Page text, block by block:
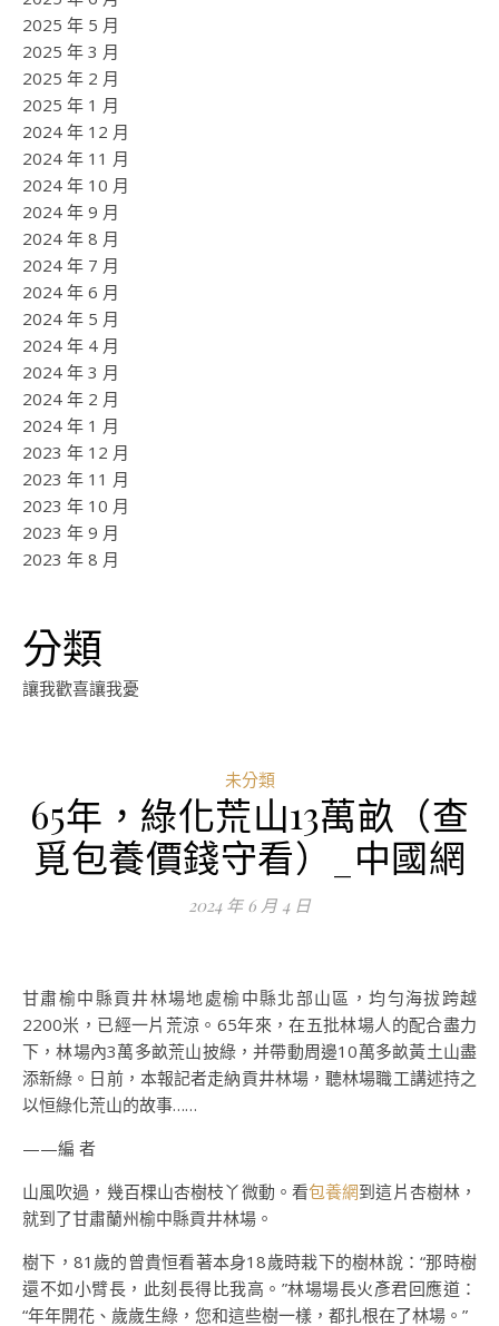
2025 年 5 月
2025 年 3 月
2025 年 2 月
2025 年 1 月
2024 年 12 月
2024 年 11 月
2024 年 10 月
2024 年 9 月
2024 年 8 月
2024 年 7 月
2024 年 6 月
2024 年 5 月
2024 年 4 月
2024 年 3 月
2024 年 2 月
2024 年 1 月
2023 年 12 月
2023 年 11 月
2023 年 10 月
2023 年 9 月
2023 年 8 月
分類
讓我歡喜讓我憂
未分類
65年，綠化荒山13萬畝（查
覓包養價錢守看）_中國網
2024 年 6 月 4 日
甘肅榆中縣貢井林場地處榆中縣北部山區，均勻海拔跨越
2200米，已經一片荒涼。65年來，在五批林場人的配合盡力
下，林場內3萬多畝荒山披綠，并帶動周邊10萬多畝黃土山盡
添新綠。日前，本報記者走納貢井林場，聽林場職工講述持之
以恒綠化荒山的故事……
——編 者
山風吹過，幾百棵山杏樹枝丫微動。看包養網到這片杏樹林，
就到了甘肅蘭州榆中縣貢井林場。
樹下，81歲的曾貴恒看著本身18歲時栽下的樹林說：“那時樹
還不如小臂長，此刻長得比我高。”林場場長火彥君回應道：
“年年開花、歲歲生綠，您和這些樹一樣，都扎根在了林場。”